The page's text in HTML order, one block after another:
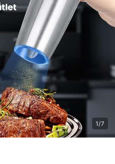
1/7